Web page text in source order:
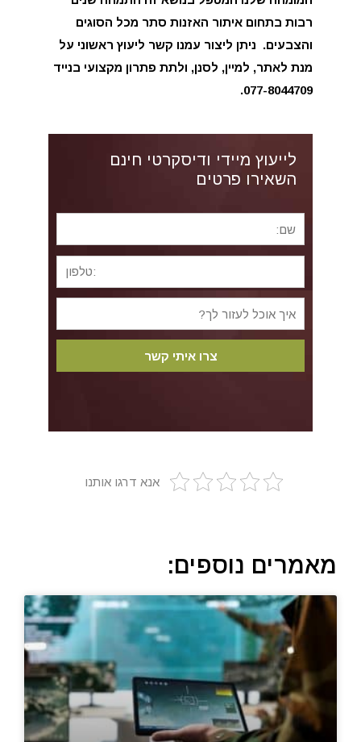
רבות בתחום איתור האזנות סתר מכל הסוגים
והצבעים. ניתן ליצור עמנו קשר ליעוץ ראשוני על
מנת לאתר, למיין, לסנן, ולתת פתרון מקצועי בנייד
077-8044709.
לייעוץ מיידי ודיסקרטי חינם
השאירו פרטים
אנא דרגו אותנו
מאמרים נוספים: